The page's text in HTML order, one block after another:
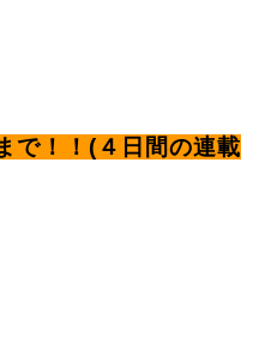
！！(４日間の連載